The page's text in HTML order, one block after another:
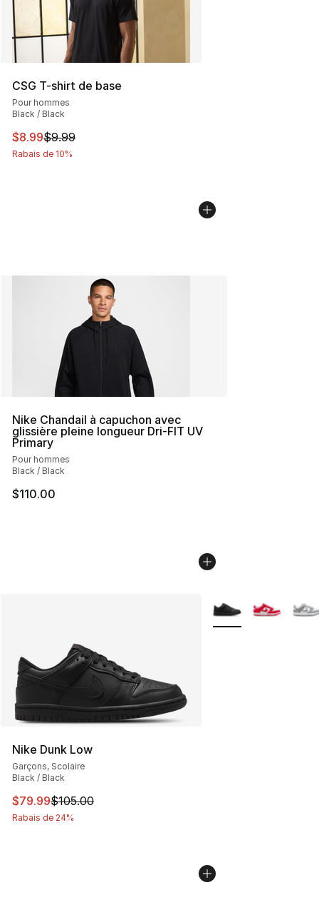
CSG T-shirt de base
Pour hommes
Black / Black
Cet article est en solde. Le prix est passé de $9.99 à
$8.99$9.99
Rabais de 10%
Nike Chandail à capuchon avec
glissière pleine longueur Dri-FIT UV
Primary
Pour hommes
Black / Black
$110.00
Nike Dunk Low
Garçons, Scolaire
Black / Black
Cet article est en solde. Le prix est passé de $105.00 à
$79.99$105.00
Rabais de 24%
Plus de couleurs